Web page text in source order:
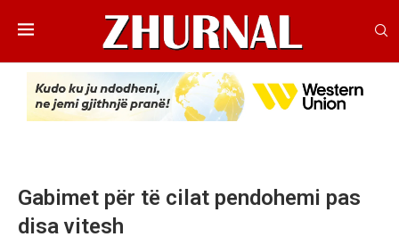
Gabimet për të cilat pendohemi pas
disa vitesh